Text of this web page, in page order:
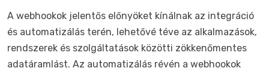
A webhookok jelentős előnyöket kínálnak az integráció
és automatizálás terén, lehetővé téve az alkalmazások,
rendszerek és szolgáltatások közötti zökkenőmentes
adatáramlást. Az automatizálás révén a webhookok